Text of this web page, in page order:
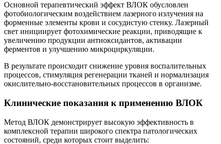
Основной терапевтический эффект ВЛОК обусловлен
фотобиологическим воздействием лазерного излучения на
форменные элементы крови и сосудистую стенку. Лазерный
свет инициирует фотохимические реакции, приводящие к
увеличению продукции антиоксидантов, активации
ферментов и улучшению микроциркуляции.
В результате происходит снижение уровня воспалительных
процессов, стимуляция регенерации тканей и нормализация
окислительно-восстановительных процессов в организме.
Клинические показания к применению ВЛОК
Метод ВЛОК демонстрирует высокую эффективность в
комплексной терапии широкого спектра патологических
состояний, среди которых стоит выделить: